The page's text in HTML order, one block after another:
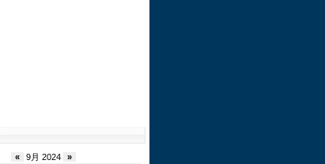
« 9月 2024
»